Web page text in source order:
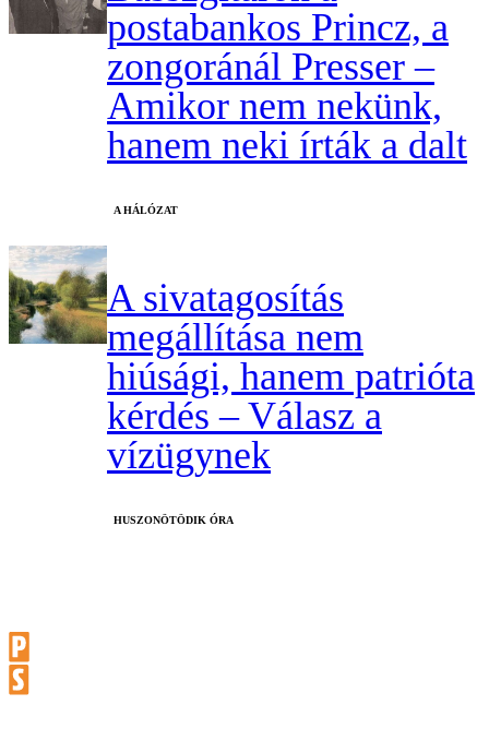
postabankos Princz, a
zongoránál Presser –
Amikor nem nekünk,
hanem neki írták a dalt
A HÁLÓZAT
A sivatagosítás
megállítása nem
hiúsági, hanem patrióta
kérdés – Válasz a
vízügynek
HUSZONÖTÖDIK ÓRA